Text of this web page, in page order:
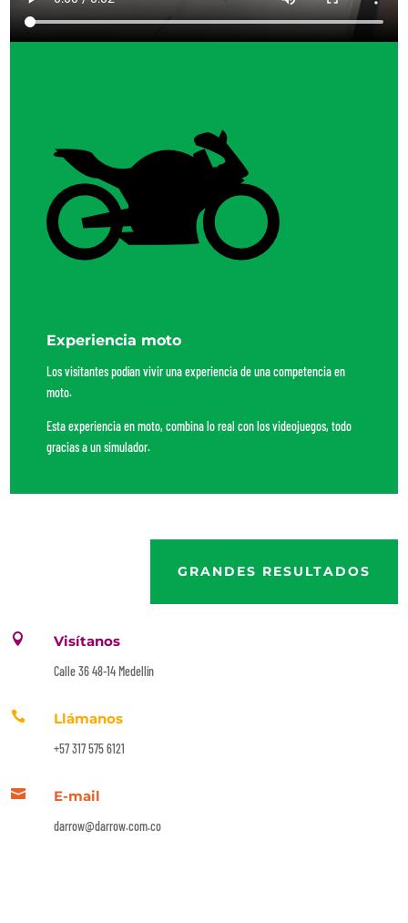
Experiencia moto
Los visitantes podían vivir una experiencia de una competencia en
moto.
Esta experiencia en moto, combina lo real con los videojuegos, todo
gracias a un simulador.
GRANDES RESULTADOS
 Visítanos
Calle 36 48-14 Medellín
 Llámanos
+57 317 575 6121
 E-mail
darrow@darrow.com.co